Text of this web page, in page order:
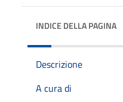
INDICE DELLA PAGINA
Descrizione
A cura di